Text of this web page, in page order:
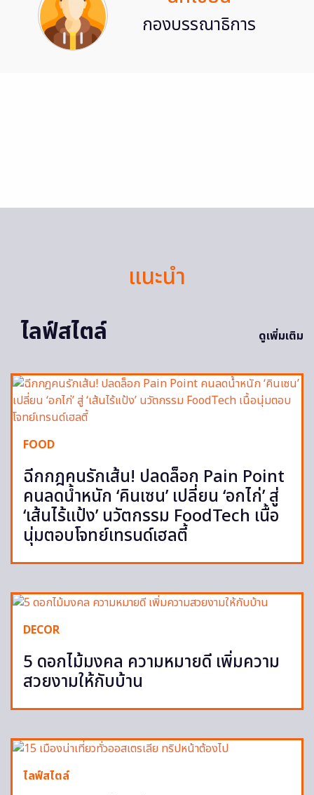
กองบรรณาธิการ
แนะนำ
ไลฟ์สไตล์
ดูเพิ่มเติม
FOOD
ฉีกกฎคนรักเส้น! ปลดล็อก Pain Point
คนลดน้ำหนัก ‘คินเซน’ เปลี่ยน ‘อกไก่’ สู่
‘เส้นไร้แป้ง’ นวัตกรรม FoodTech เนื้อ
นุ่มตอบโจทย์เทรนด์เฮลตี้
DECOR
5 ดอกไม้มงคล ความหมายดี เพิ่มความ
สวยงามให้กับบ้าน
ไลฟ์สไตล์